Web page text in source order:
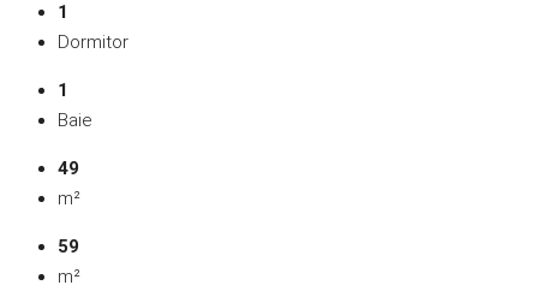
1
Dormitor
1
Baie
49
m²
59
m²